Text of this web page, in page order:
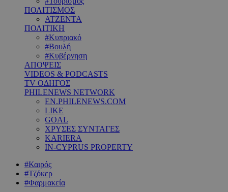
ΠΟΛΙΤΙΣΜΟΣ
ΑΤΖΕΝΤΑ
ΠΟΛΙΤΙΚΗ
#Κυπριακό
#Βουλή
#Κυβέρνηση
ΑΠΟΨΕΙΣ
VIDEOS & PODCASTS
TV ΟΔΗΓΟΣ
PHILENEWS NETWORK
EN.PHILENEWS.COM
LIKE
GOAL
ΧΡΥΣΕΣ ΣΥΝΤΑΓΕΣ
KARIERA
IN-CYPRUS PROPERTY
#Καιρός
#Τζόκερ
#Φαρμακεία